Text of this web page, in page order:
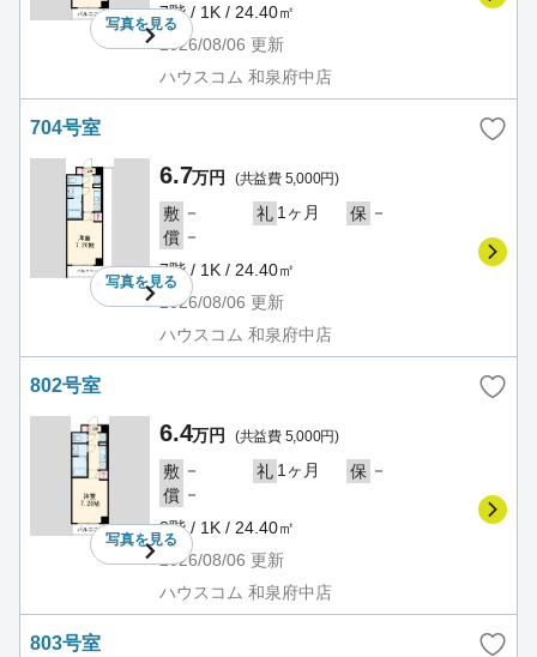
写真を見る
7階 / 1K / 24.40㎡
2026/08/06 更新
ハウスコム 和泉府中店
704号室
写真を見る
6.7万円 (共益費 5,000円)
敷 － 礼 1ヶ月 保 －
償 －
7階 / 1K / 24.40㎡
2026/08/06 更新
ハウスコム 和泉府中店
802号室
写真を見る
6.4万円 (共益費 5,000円)
敷 － 礼 1ヶ月 保 －
償 －
8階 / 1K / 24.40㎡
2026/08/06 更新
ハウスコム 和泉府中店
803号室